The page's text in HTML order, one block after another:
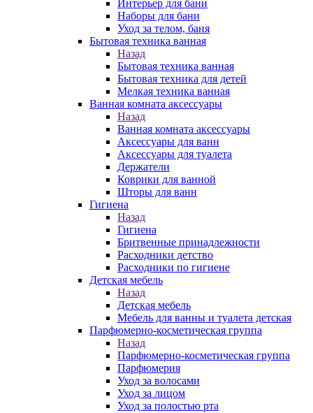
Интерьер для бани
Наборы для бани
Уход за телом, баня
Бытовая техника ванная
Назад
Бытовая техника ванная
Бытовая техника для детей
Мелкая техника ванная
Ванная комната аксессуары
Назад
Ванная комната аксессуары
Аксессуары для ванн
Аксессуары для туалета
Держатели
Коврики для ванной
Шторы для ванн
Гигиена
Назад
Гигиена
Бритвенные принадлежности
Расходники детство
Расходники по гигиене
Детская мебель
Назад
Детская мебель
Мебель для ванны и туалета детская
Парфюмерно-косметическая группа
Назад
Парфюмерно-косметическая группа
Парфюмерия
Уход за волосами
Уход за лицом
Уход за полостью рта